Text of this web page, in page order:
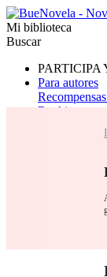
Mi biblioteca
Buscar
PARTICIPA
Para autores
Ranking